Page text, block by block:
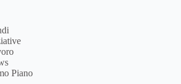
Piano